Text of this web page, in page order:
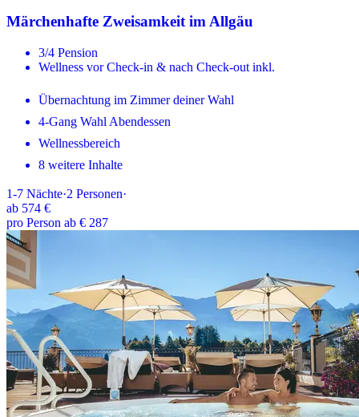
Märchenhafte Zweisamkeit im Allgäu
3/4 Pension
Wellness vor Check-in & nach Check-out inkl.
Übernachtung im Zimmer deiner Wahl
4-Gang Wahl Abendessen
Wellnessbereich
8 weitere Inhalte
1-7 Nächte·2 Personen·
ab 574 €
pro Person ab € 287